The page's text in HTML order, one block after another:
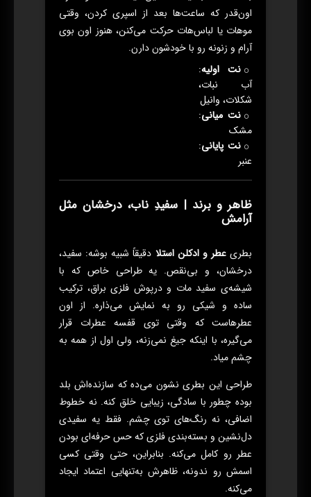
اون‌قدر که ساعت‌ها بعد از اسپری کردن، وقتی
موهات یا لباس‌هات حرکت می‌کنن، هنوز اون بوی
آرام و زنونه رو با خودشون دارن.
نت اولیه:
آب نبات،
شکلات، وانیل
نت میانی:
مشک
نت پایانی:
عنبر
ظاهر و برند | سفیدِ ناب، درخشان مثل
آرامش
بطریعطر و ادکلن استلا دقیقاً شبیه بوشه: سفید،
درخشان، و بی‌نقص. یه طراحی خاص که با
شیشه‌ی سفید مات و درپوش فلزی براق، ترکیب
ساده و شیکی رو به نمایش می‌ذاره. از اون
عطرهاست که وقتی توی قفسه عطرات قرار
می‌گیره، با اینکه جیغ نمی‌زنه، ولی اول از همه به
چشم میاد.
طراحی این بطری نشون می‌ده که سازنده‌اش بلد
بوده چطور با سادگی، زیبایی خلق کنه. نه خطوط
اضافی، نه رنگ‌های توی چشم. فقط یه سفیدی
دل‌نشین و بسته‌بندی فلزی که حس حرفه‌ای بودن
عطر رو کامل می‌کنه. بنابراین، حتی وقتی کسی
اسمش رو ندونه، ظاهرش به‌تنهایی اعتماد ایجاد
می‌کنه.